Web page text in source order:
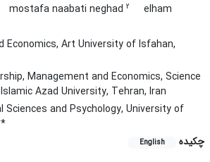
mostafa naabati neghad 2
elham
Economics, Art University of Isfahan,
Management and Economics, Science
Azad University, Tehran, Iran
Sciences and Psychology, University of
چکیده
English